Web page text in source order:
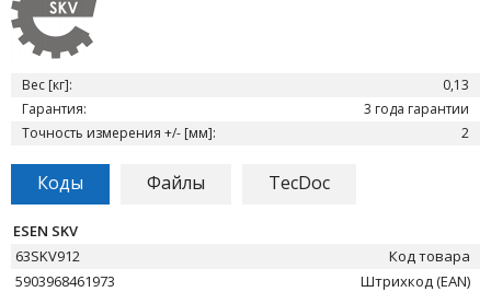
Вес [кг]:
0,13
Гарантия:
3 года гарантии
Точность измерения +/- [мм]:
2
Коды Файлы TecDoc
ESEN SKV
63SKV912
Код товара
5903968461973
Штрихкод (EAN)